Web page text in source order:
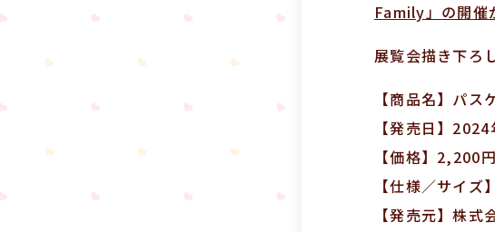
Family」の開催
展覧会描き下ろ
【商品名】パス
【発売日】
【価格】2,200
【仕様／サイ
【発売元】株